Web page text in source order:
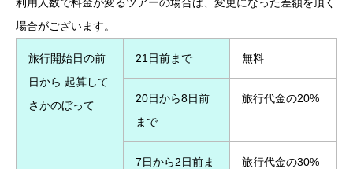
場合がございます。
旅行開始日の前
日から 起算して
さかのぼって
21日前まで 無料
20日から8日前
まで
旅行代金の20%
7日から2日前ま
旅行代金の30%